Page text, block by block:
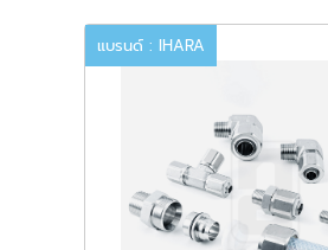
แบรนด์ : IHARA